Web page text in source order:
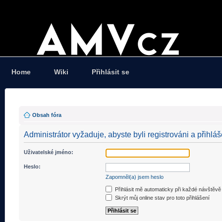
Home Wiki Přihlásit se
Obsah fóra
Administrátor vyžaduje, abyste byli registrováni a
Uživatelské jméno:
Heslo:
Zapomněl(a) jsem heslo
Přihlásit mě automaticky při každé návštěvě
Skrýt můj online stav pro toto přihlášení